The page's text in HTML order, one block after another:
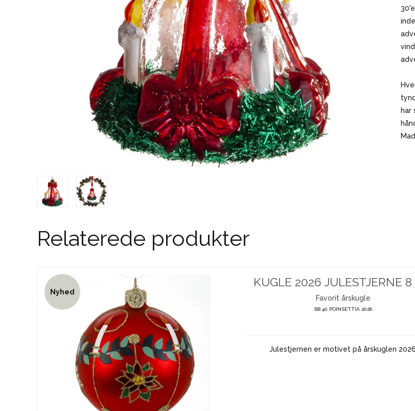
har
Relaterede produkter
Nyhed
KUGLE 2026 JULESTJERNE 8
Favorit årskugle
B8 40 POINSETTIA 2026
Julestjernen er motivet på årskuglen